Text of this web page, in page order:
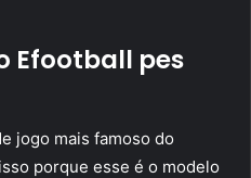
Efootball pes
jogo mais famoso do
porque esse é o modelo